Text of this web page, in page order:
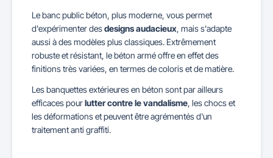
Le banc public béton, plus moderne, vous permet
d'expérimenter desdesigns audacieux, mais s'adapte
aussi à des modèles plus classiques. Extrêmement
robuste et résistant, le béton armé offre en effet des
finitions très variées, en termes de coloris et de matière.
Les banquettes extérieures en béton sont par ailleurs
efficaces pourlutter contre le vandalisme, les chocs et
les déformations et peuvent être agrémentés d'un
traitement anti graffiti.